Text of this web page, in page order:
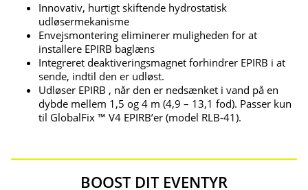
Innovativ, hurtigt skiftende hydrostatisk
udløsermekanisme
Envejsmontering eliminerer muligheden for at
installere EPIRB baglæns
Integreret deaktiveringsmagnet forhindrer EPIRB i at
sende, indtil den er udløst.
Udløser EPIRB , når den er nedsænket i vand på en
dybde mellem 1,5 og 4 m (4,9 – 13,1 fod). Passer kun
til GlobalFix ™ V4 EPIRB’er (model RLB-41).
BOOST DIT EVENTYR